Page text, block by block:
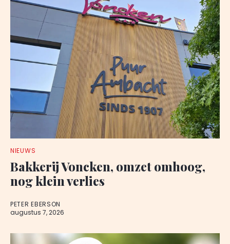
NIEUWS
Bakkerij Voncken, omzet omhoog,
nog klein verlies
PETER EBERSON
augustus 7, 2026